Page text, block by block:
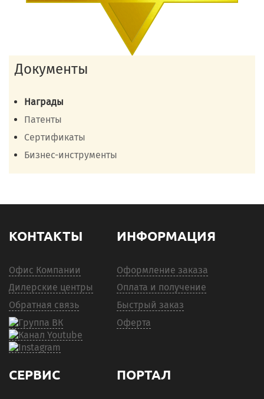
Документы
Награды
Патенты
Сертификаты
Бизнес-инструменты
КОНТАКТЫ
Офис Компании
Дилерские центры
Обратная связь
ИНФОРМАЦИЯ
Оформление заказа
Оплата и получение
Быстрый заказ
Оферта
СЕРВИС ПОРТАЛ